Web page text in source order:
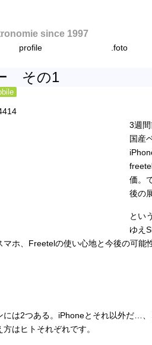
since 1997
profile .foto
その1
3週
国産
価。
後の
とい
ゆえ
マホ、Freetelの使い心地と今後の可能
には2つある。iPhoneとそれ以外だ…
はヒトそれぞれです。